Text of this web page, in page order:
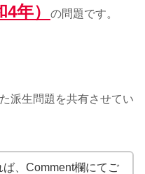
年） の問題です。
派生問題を共有させてい
、Comment欄にてご